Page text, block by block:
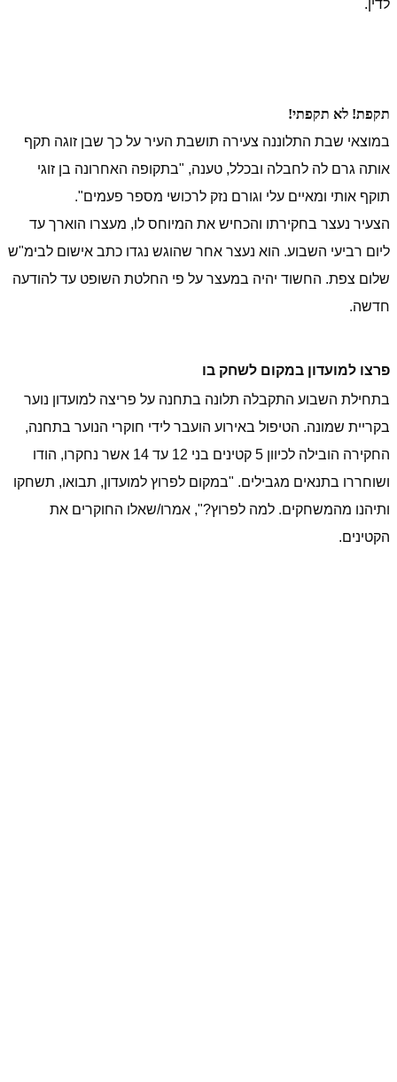
לדין.
תקפת! לא תקפתי!
במוצאי שבת התלוננה צעירה תושבת העיר על כך שבן זוגה תקף
אותה גרם לה לחבלה ובכלל, טענה, "בתקופה האחרונה בן זוגי
תוקף אותי ומאיים עלי וגורם נזק לרכושי מספר פעמים".
הצעיר נעצר בחקירתו והכחיש את המיוחס לו, מעצרו הוארך עד
ליום רביעי השבוע. הוא נעצר אחר שהוגש נגדו כתב אישום לבימ"ש
שלום צפת. החשוד יהיה במעצר על פי החלטת השופט עד להודעה
חדשה.
פרצו למועדון במקום לשחק בו
בתחילת השבוע התקבלה תלונה בתחנה על פריצה למועדון נוער
בקריית שמונה. הטיפול באירוע הועבר לידי חוקרי הנוער בתחנה,
החקירה הובילה לכיוון 5 קטינים בני 12 עד 14 אשר נחקרו, הודו
ושוחררו בתנאים מגבילים. "במקום לפרוץ למועדון, תבואו, תשחקו
ותיהנו מהמשחקים. למה לפרוץ?", אמרו/שאלו החוקרים את
הקטינים.